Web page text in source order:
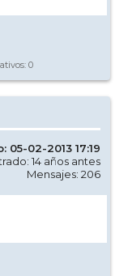
0
05-02-2013 17:19
14 años antes
Mensajes: 206